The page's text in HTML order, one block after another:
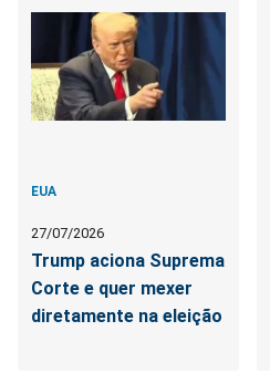
EUA
27/07/2026
Trump aciona Suprema
Corte e quer mexer
diretamente na eleição